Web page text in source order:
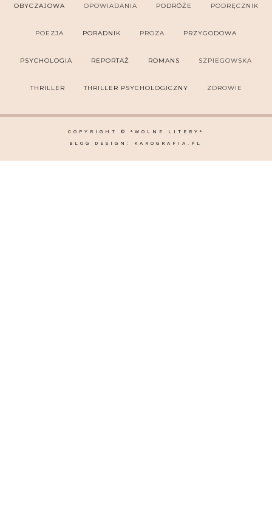
OBYCZAJOWA OPOWIADANIA PODRÓŻE PODRĘCZNIK
POEZJA PORADNIK PROZA PRZYGODOWA
PSYCHOLOGIA REPORTAŻ ROMANS SZPIEGOWSKA
THRILLER THRILLER PSYCHOLOGICZNY ZDROWIE
COPYRIGHT © *WOLNE LITERY*
BLOG DESIGN: KAROGRAFIA.PL